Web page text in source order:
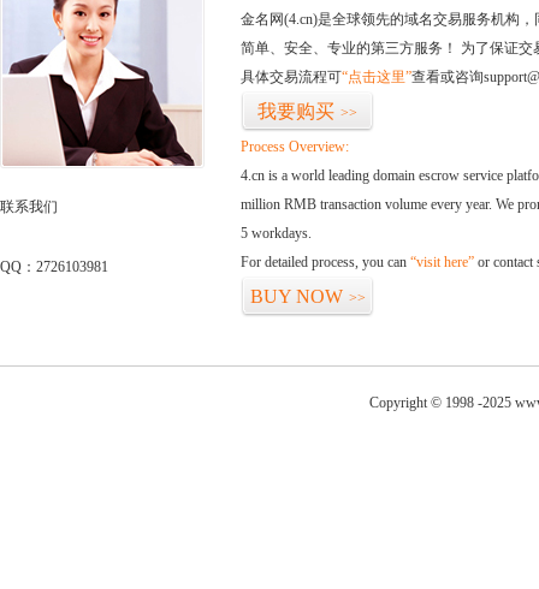
联系我们
QQ：2726103981
金名网(4.cn)是全球领先的域名交易服务机构
简单、安全、专业的第三方服务！ 为了保证
具体交易流程可“点击这里”查看或咨询
我要购买 >>
Process Overview:
4.cn is a world leading domain escrow service
million RMB transaction volume every year. We
5 workdays.
For detailed process, you can “visit here” or contact
BUY NOW >>
Copyright © 1998 -2025